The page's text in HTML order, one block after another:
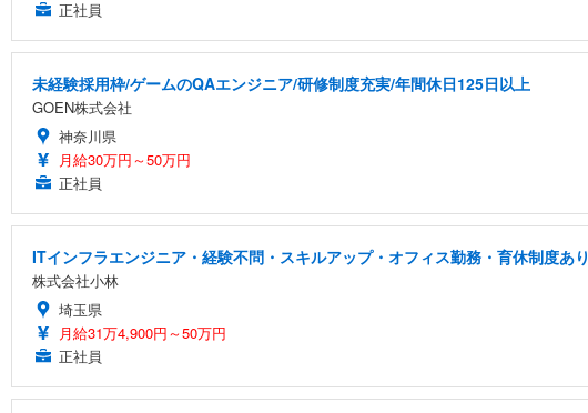
正社員
未経験採用枠/ゲームのQAエンジニア/研修制度充実/年間休日125日以上
GOEN株式会社
神奈川県
月給30万円～50万円
正社員
ITインフラエンジニア・経験不問・スキルアップ・オフィス勤務・育休制度あり
株式会社小林
埼玉県
月給31万4,900円～50万円
正社員